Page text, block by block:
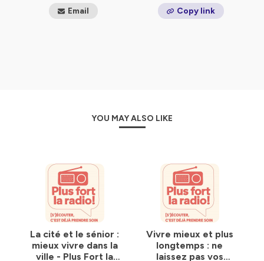
Email Copy link
YOU MAY ALSO LIKE
La cité et le sénior :
mieux vivre dans la
ville - Plus Fort la
Vivre mieux et plus
longtemps : ne
laissez pas vos